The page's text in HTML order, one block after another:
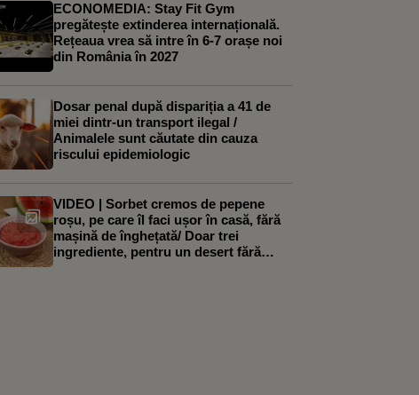
ECONOMEDIA: Stay Fit Gym
pregătește extinderea internațională.
Rețeaua vrea să intre în 6-7 orașe noi
din România în 2027
Dosar penal după dispariția a 41 de
miei dintr-un transport ilegal /
Animalele sunt căutate din cauza
riscului epidemiologic
VIDEO | Sorbet cremos de pepene
roșu, pe care îl faci ușor în casă, fără
mașină de înghețată/ Doar trei
ingrediente, pentru un desert fără